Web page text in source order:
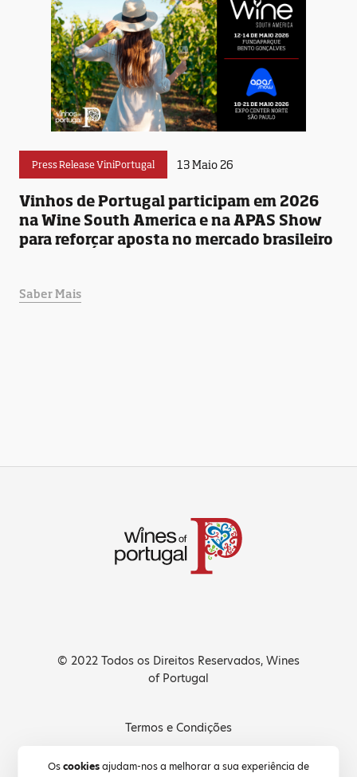
Press Release ViniPortugal 13 Maio 26
Vinhos de Portugal participam em 2026
na Wine South America e na APAS Show
para reforçar aposta no mercado brasileiro
Saber Mais
Oscookiesajudam-nos a melhorar a sua experiência de
© 2022 Todos os Direitos Reservados, Wines
of Portugal
Termos e Condições